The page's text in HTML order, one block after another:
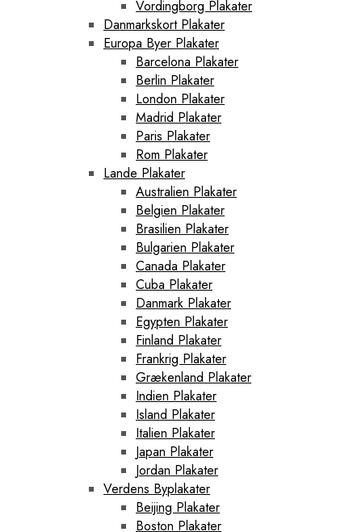
Vordingborg Plakater
Danmarkskort Plakater
Europa Byer Plakater
Barcelona Plakater
Berlin Plakater
London Plakater
Madrid Plakater
Paris Plakater
Rom Plakater
Lande Plakater
Australien Plakater
Belgien Plakater
Brasilien Plakater
Bulgarien Plakater
Canada Plakater
Cuba Plakater
Danmark Plakater
Egypten Plakater
Finland Plakater
Frankrig Plakater
Grækenland Plakater
Indien Plakater
Island Plakater
Italien Plakater
Japan Plakater
Jordan Plakater
Verdens Byplakater
Beijing Plakater
Boston Plakater